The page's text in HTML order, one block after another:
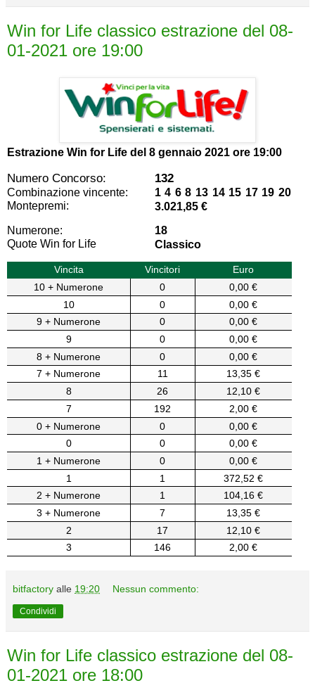
Win for Life classico estrazione del 08-
01-2021 ore 19:00
Estrazione Win for Life del 8 gennaio 2021 ore 19:00
Numero Concorso: 132
Combinazione vincente:
1 4 6 8 13 14 15 17 19 20
Montepremi:
3.021,85 €
Numerone:
18
Quote Win for Life
Classico
Vincita Vincitori
Euro
10 + Numerone
0
0,00 €
10
0
0,00 €
9 + Numerone
0
0,00 €
9
0
0,00 €
8 + Numerone
0
0,00 €
7 + Numerone
11
13,35 €
8
26
12,10 €
7
192
2,00 €
0 + Numerone
0
0,00 €
0
0
0,00 €
1 + Numerone
0
0,00 €
1
1
372,52 €
2 + Numerone
1
104,16 €
3 + Numerone
7
13,35 €
2
17
12,10 €
3
146 2,00 €
bitfactory alle 19:20 Nessun commento:
Condividi
Win for Life classico estrazione del 08-
01-2021 ore 18:00